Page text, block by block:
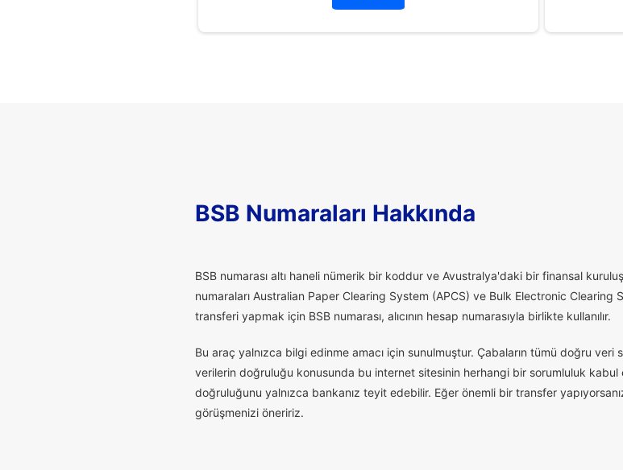
BSB Numaraları Hakkında
BSB numarası altı haneli nümerik bir koddur ve Avustralya'daki bir finansal
numaraları Australian Paper Clearing System (APCS) ve Bulk Electronic Clearing
transferi yapmak için BSB numarası, alıcının hesap numarasıyla birlikte kullanılır.
Bu araç yalnızca bilgi edinme amacı için sunulmuştur. Çabaların tümü doğru veri
verilerin doğruluğu konusunda bu internet sitesinin herhangi bir sorumluluk kabul
doğruluğunu yalnızca bankanız teyit edebilir. Eğer önemli bir transfer
görüşmenizi öneririz.